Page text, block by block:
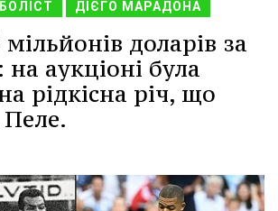
ДІЄГО МАРАДОНА
доларів за
аукціоні була
рідкісна річ, що